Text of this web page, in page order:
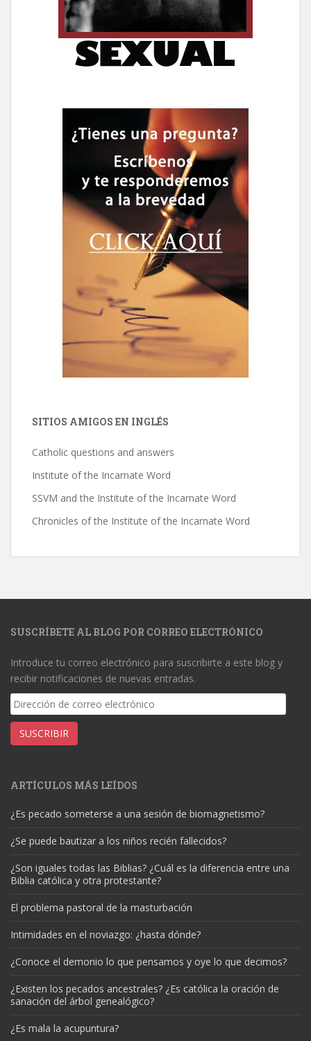
SITIOS AMIGOS EN INGLÉS
Catholic questions and answers
Institute of the Incarnate Word
SSVM and the Institute of the Incarnate Word
Chronicles of the Institute of the Incarnate Word
SUSCRÍBETE AL BLOG POR CORREO ELECTRÓNICO
Introduce tu correo electrónico para suscribirte a este blog y
recibir notificaciones de nuevas entradas.
Dirección
de
correo
electrónico
SUSCRIBIR
ARTÍCULOS MÁS LEÍDOS
¿Es pecado someterse a una sesión de biomagnetismo?
¿Se puede bautizar a los niños recién fallecidos?
¿Son iguales todas las Biblias? ¿Cuál es la diferencia entre una
Biblia católica y otra protestante?
El problema pastoral de la masturbación
Intimidades en el noviazgo: ¿hasta dónde?
¿Conoce el demonio lo que pensamos y oye lo que decimos?
¿Existen los pecados ancestrales? ¿Es católica la oración de
sanación del árbol genealógico?
¿Es mala la acupuntura?